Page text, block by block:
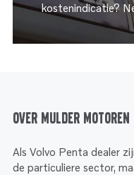
kostenindicatie?
Over Mulder Motoren
Als Volvo Penta dealer
de particuliere sector,